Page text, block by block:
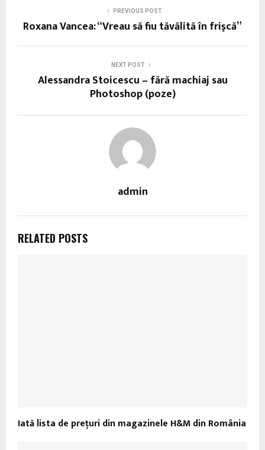
PREVIOUS POST
Roxana Vancea: “Vreau să fiu tăvălită în frişcă”
NEXT POST
Alessandra Stoicescu – fără machiaj sau
Photoshop (poze)
admin
RELATED POSTS
Iată lista de preţuri din magazinele H&M din România